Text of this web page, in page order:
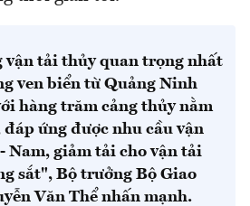
vận tải thủy quan trọng nhất
ven biển từ Quảng Ninh
hàng trăm cảng thủy nằm
ứng được nhu cầu vận
Nam, giảm tải cho vận tải
sắt", Bộ trưởng Bộ Giao
Văn Thể nhấn mạnh.